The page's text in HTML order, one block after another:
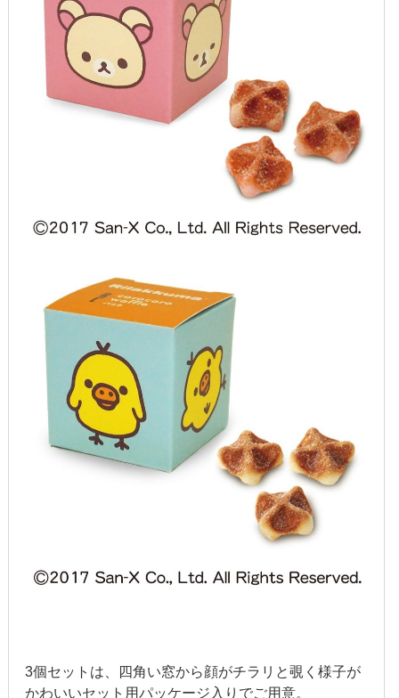
2018年12月
2018年11月
2018年10月
2018年9月
2018年8月
2018年7月
2018年5月
2018年4月
2018年3月
2018年2月
2018年1月
2017年12月
2017年11月
2017年10月
2017年7月
3個セットは、四角い窓から顔がチラリと覗く様子が
かわいいセット用パッケージ入りでご用意。